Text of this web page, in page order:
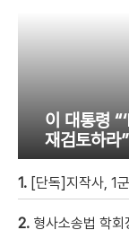
이 대통령
재검토하라”
1. [단독]지작사, 1군
2. 형사소송법 학회장